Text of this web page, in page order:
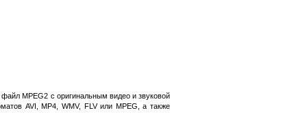
MPEG2 с оригинальным видео и звуковой
AVI, MP4, WMV, FLV или MPEG, а также